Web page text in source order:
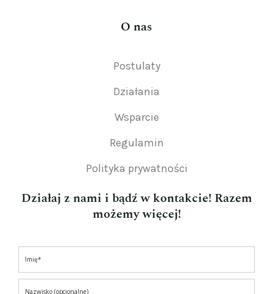
O nas
Postulaty
Działania
Wsparcie
Regulamin
Polityka prywatności
Działaj z nami i bądź w kontakcie! Razem
możemy więcej!